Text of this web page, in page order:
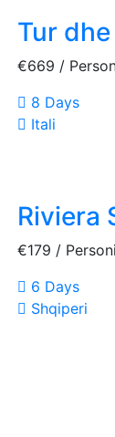
Tur
€669 /
8 Days
Itali
Riviera
€179 / Personi
6 Days
Shqiperi